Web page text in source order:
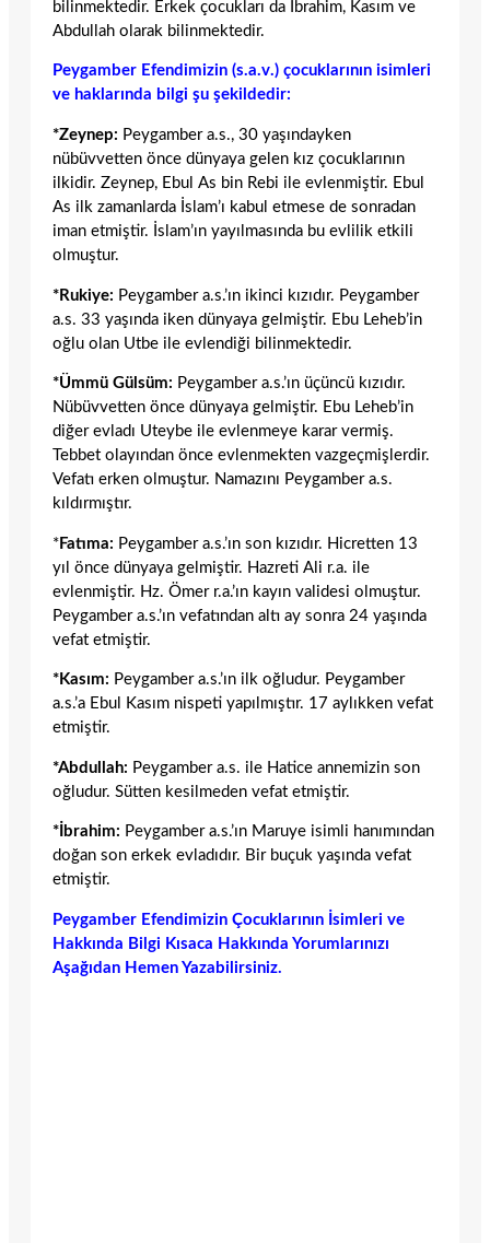
bilinmektedir. Erkek çocukları da İbrahim, Kasım ve
Abdullah olarak bilinmektedir.
Peygamber Efendimizin (s.a.v.) çocuklarının isimleri
ve haklarında bilgi şu şekildedir:
*Zeynep: Peygamber a.s., 30 yaşındayken
nübüvvetten önce dünyaya gelen kız çocuklarının
ilkidir. Zeynep, Ebul As bin Rebi ile evlenmiştir. Ebul
As ilk zamanlarda İslam’ı kabul etmese de sonradan
iman etmiştir. İslam’ın yayılmasında bu evlilik etkili
olmuştur.
*Rukiye: Peygamber a.s.’ın ikinci kızıdır. Peygamber
a.s. 33 yaşında iken dünyaya gelmiştir. Ebu Leheb’in
oğlu olan Utbe ile evlendiği bilinmektedir.
*Ümmü Gülsüm: Peygamber a.s.’ın üçüncü kızıdır.
Nübüvvetten önce dünyaya gelmiştir. Ebu Leheb’in
diğer evladı Uteybe ile evlenmeye karar vermiş.
Tebbet olayından önce evlenmekten vazgeçmişlerdir.
Vefatı erken olmuştur. Namazını Peygamber a.s.
kıldırmıştır.
* Fatıma: Peygamber a.s.’ın son kızıdır. Hicretten 13
yıl önce dünyaya gelmiştir. Hazreti Ali r.a. ile
evlenmiştir. Hz. Ömer r.a.’ın kayın validesi olmuştur.
Peygamber a.s.’ın vefatından altı ay sonra 24 yaşında
vefat etmiştir.
*Kasım: Peygamber a.s.’ın ilk oğludur. Peygamber
a.s.’a Ebul Kasım nispeti yapılmıştır. 17 aylıkken vefat
etmiştir.
*Abdullah: Peygamber a.s. ile Hatice annemizin son
oğludur. Sütten kesilmeden vefat etmiştir.
*İbrahim: Peygamber a.s.’ın Maruye isimli hanımından
doğan son erkek evladıdır. Bir buçuk yaşında vefat
etmiştir.
Peygamber Efendimizin Çocuklarının İsimleri ve
Hakkında Bilgi Kısaca Hakkında Yorumlarınızı
Aşağıdan Hemen Yazabilirsiniz.